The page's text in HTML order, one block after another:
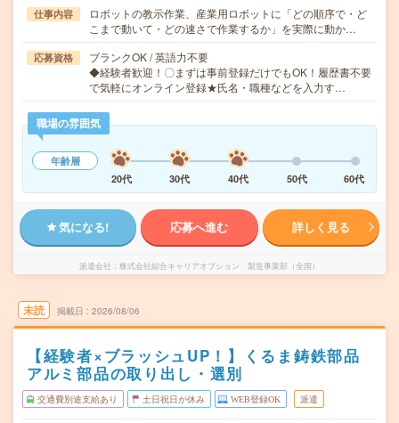
仕事内容
ロボットの教示作業、産業用ロボットに「どの順序で・ど
こまで動いて・どの速さで作業するか」を実際に動か…
応募資格
ブランクOK / 英語力不要
◆経験者歓迎！〇まずは事前登録だけでもOK！履歴書不要
で気軽にオンライン登録★氏名・職種などを入力す…
職場の雰囲気
年齢層
20代
30代 40代 50代 60代
気になる! 応募へ進む 詳しく見る
派遣会社 株式会社綜合キャリアオプション 製造事業部（全国）
未読 掲載日 2026/08/06
【経験者×ブラッシュUP！】くるま鋳鉄部品
アルミ部品の取り出し・選別
交通費別途支給あり 土日祝日が休み WEB登録OK 派遣